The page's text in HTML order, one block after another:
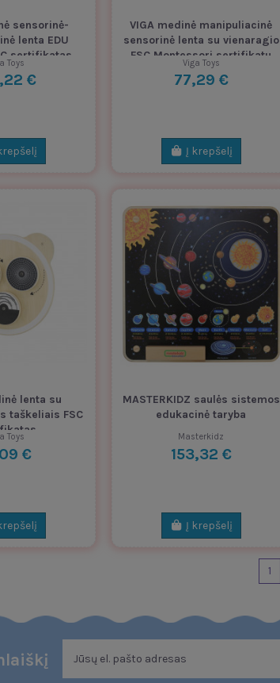
sensorinė-
lenta EDU
sertifikatas
Toys
€
VIGA medinė manipuliacinė
sensorinė lenta su vienaragio
FSC Montessori sertifikatu
Viga Toys
77,29 €
Į krepšelį
lenta su
taškeliais FSC
Toys
€
MASTERKIDZ saulės sistemos
edukacinė taryba
Masterkidz
153,32 €
Į krepšelį
1